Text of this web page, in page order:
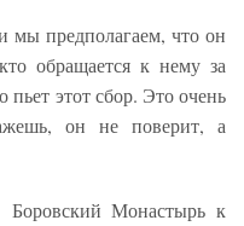
мы предполагаем, что он
обращается к нему за
этот сбор. Это очень
он не поверит, а
Монастырь к